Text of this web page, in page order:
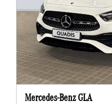
Mercedes-Benz GLA